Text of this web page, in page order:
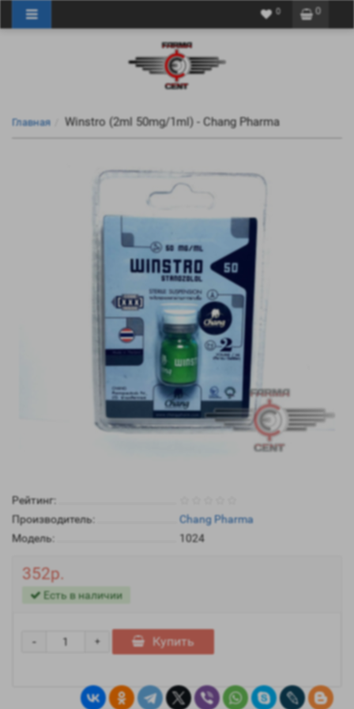
0
0
Главная Winstro (2ml 50mg/1ml) - Chang Pharma
Рейтинг:
Производитель:
Chang Pharma
Модель:
1024
352р.
Есть в наличии
+
- Купить